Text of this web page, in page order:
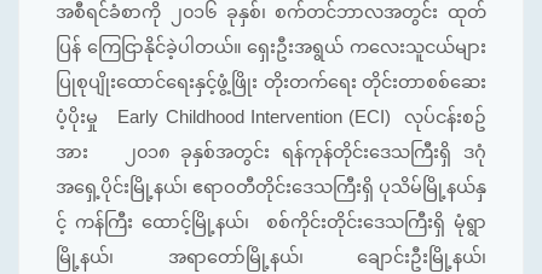
အစီရင်ခံစာကို ၂၀၁၆ ခုနှစ်၊ စက်တင်ဘာလအတွင်း ထုတ်
ပြန် ကြေငြာနိုင်ခဲ့ပါတယ်။ ရှေးဦးအရွယ် ကလေးသူငယ်များ
ပြုစုပျိုးထောင်ရေးနှင့်ဖွံ့ဖြိုး တိုးတက်ရေး တိုင်းတာစစ်ဆေး
ပံ့ပိုးမှု Early Childhood Intervention (ECI) လုပ်ငန်းစဥ်
အား ၂၀၁၈ ခုနှစ်အတွင်း ရန်ကုန်တိုင်းဒေသကြီးရှိ ဒဂုံ
အရှေ့ပိုင်းမြို့နယ်၊ ဧရာဝတီတိုင်းဒေသကြီးရှိ ပုသိမ်မြို့နယ်နှ
င့် ကန်ကြီး ထောင့်မြို့နယ်၊ စစ်ကိုင်းတိုင်းဒေသကြီးရှိ မုံရွာ
မြို့နယ်၊ အရာတော်မြို့နယ်၊ ချောင်းဦးမြို့နယ်၊